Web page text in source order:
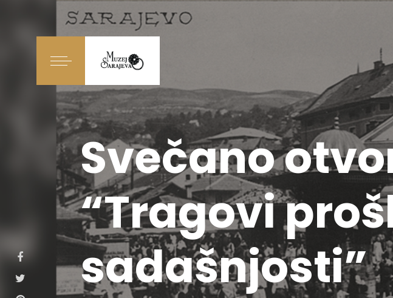
Svečano
“Tragovi
sadašnjosti”